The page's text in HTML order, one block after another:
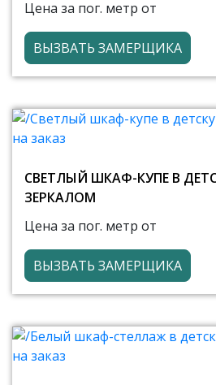
Цена за пог. метр от
ВЫЗВАТЬ ЗАМЕРЩИКА
СВЕТЛЫЙ ШКАФ-КУПЕ В
ЗЕРКАЛОМ
Цена за пог. метр от
ВЫЗВАТЬ ЗАМЕРЩИКА